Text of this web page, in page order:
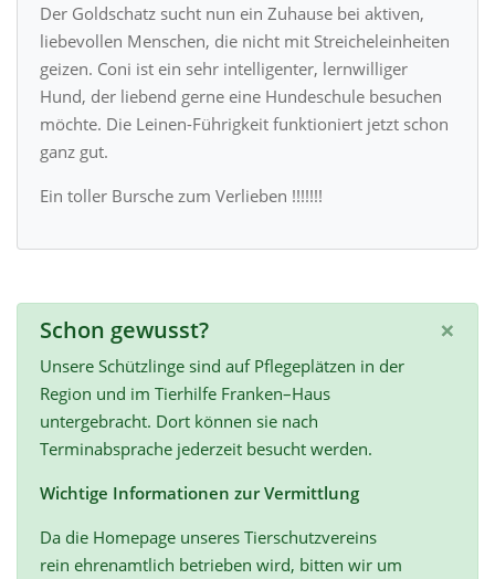
Der Goldschatz sucht nun ein Zuhause bei aktiven,
liebevollen Menschen, die nicht mit Streicheleinheiten
geizen. Coni ist ein sehr intelligenter, lernwilliger
Hund, der liebend gerne eine Hundeschule besuchen
möchte. Die Leinen-Führigkeit funktioniert jetzt schon
ganz gut.
Ein toller Bursche zum Verlieben !!!!!!!
×
Schon gewusst?
Unsere Schützlinge sind auf Pflegeplätzen in der
Region und im Tierhilfe Franken–Haus
untergebracht. Dort können sie nach
Terminabsprache jederzeit besucht werden.
Wichtige Informationen zur Vermittlung
Da die Homepage unseres Tierschutzvereins
rein ehrenamtlich betrieben wird, bitten wir um